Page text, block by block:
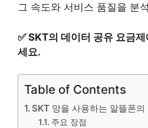
그 속도와 서비스 품질을 분
✅SKT의 데이터 공유 요금
세요.
Table of Contents
SKT 망을 사용하는 알뜰폰의
주요 장점